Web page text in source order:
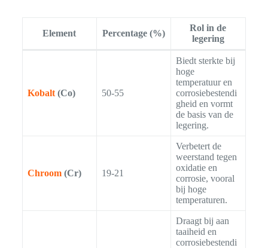
Element Percentage (%)
Rol in de
legering
Kobalt(Co) 50-55
Biedt sterkte bij
hoge
temperatuur en
corrosiebestendi
gheid en vormt
de basis van de
legering.
Chroom(Cr) 19-21
Verbetert de
weerstand tegen
oxidatie en
corrosie, vooral
bij hoge
temperaturen.
Draagt bij aan
taaiheid en
corrosiebestendi